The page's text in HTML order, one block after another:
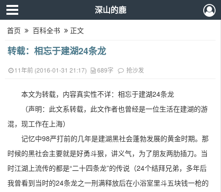
深山的鹿
首页 百科全书 正文
转载：相忘于建湖24条龙
11年前 (2016-01-31 21:17) 689字 抢沙发
本文为转载，内容真实性不详：相忘于建湖24条龙
（声明：此文系转载，此文作者也曾经是一位生活在建湖的游
混，现工作在上海）
记忆中98严打前的几年是建湖黑社会蓬勃发展的黄金时期。那
时候的黑社会主要就是好勇斗狠，讲义气，为了朋友两肋插刀。当
时江湖上流传的都是“二十四条龙”的传说（24个结拜兄弟，多年后
我曾看到当时的24条龙之一刑满释放后在小浴室里斗五块钱一枪的